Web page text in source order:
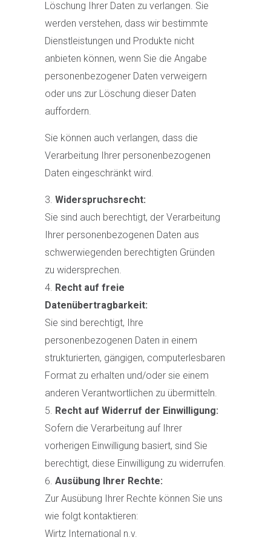
Löschung Ihrer Daten zu verlangen. Sie
werden verstehen, dass wir bestimmte
Dienstleistungen und Produkte nicht
anbieten können, wenn Sie die Angabe
personenbezogener Daten verweigern
oder uns zur Löschung dieser Daten
auffordern.
Sie können auch verlangen, dass die
Verarbeitung Ihrer personenbezogenen
Daten eingeschränkt wird.
Widerspruchsrecht:
Sie sind auch berechtigt, der Verarbeitung
Ihrer personenbezogenen Daten aus
schwerwiegenden berechtigten Gründen
zu widersprechen.
Recht auf freie
Datenübertragbarkeit:
Sie sind berechtigt, Ihre
personenbezogenen Daten in einem
strukturierten, gängigen, computerlesbaren
Format zu erhalten und/oder sie einem
anderen Verantwortlichen zu übermitteln.
Recht auf Widerruf der Einwilligung:
Sofern die Verarbeitung auf Ihrer
vorherigen Einwilligung basiert, sind Sie
berechtigt, diese Einwilligung zu widerrufen.
Ausübung Ihrer Rechte:
Zur Ausübung Ihrer Rechte können Sie uns
wie folgt kontaktieren:
Wirtz International n.v.